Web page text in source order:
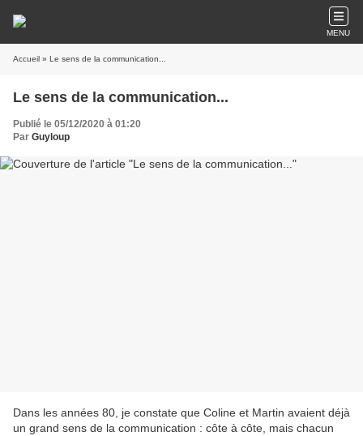
MENU
Accueil » Le sens de la communication...
Le sens de la communication...
Publié le 05/12/2020 à 01:20
Par Guyloup
Dans les années 80, je constate que Coline et Martin avaient déjà
un grand sens de la communication : côte à côte, mais chacun